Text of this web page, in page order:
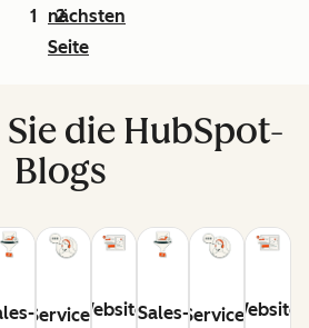
1 2
nächsten
Seite
die HubSpot-
Blogs
Service-Website-Sales-Service-Website-